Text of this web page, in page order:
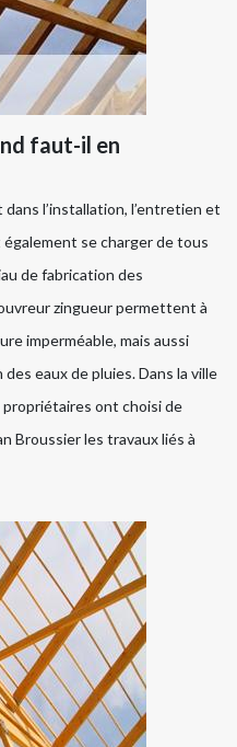
faut-il en
l’installation, l’entretien et
se charger de tous
de fabrication des
zingueur permettent à
imperméable, mais aussi
eaux de pluies. Dans la ville
ont choisi de
Broussier les travaux liés à